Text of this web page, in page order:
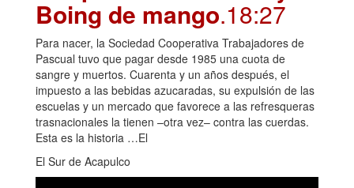
Boing de mango.18:27
Para nacer, la Sociedad Cooperativa Trabajadores de
Pascual tuvo que pagar desde 1985 una cuota de
sangre y muertos. Cuarenta y un años después, el
impuesto a las bebidas azucaradas, su expulsión de las
escuelas y un mercado que favorece a las refresqueras
trasnacionales la tienen –otra vez– contra las cuerdas.
Esta es la historia …El
El Sur de Acapulco